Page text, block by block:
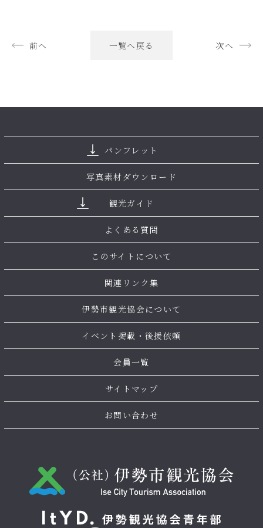
前へ 一覧へ戻る 次へ
パンフレット
写真素材ダウンロード
観光ガイド
よくある質問
このサイトについて
関連リンク集
伊勢市観光協会について
イベント掲載・後援依頼
会員一覧
サイトマップ
お問い合わせ